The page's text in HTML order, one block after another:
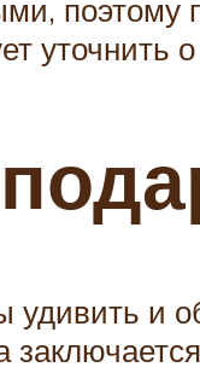
поэтому
и